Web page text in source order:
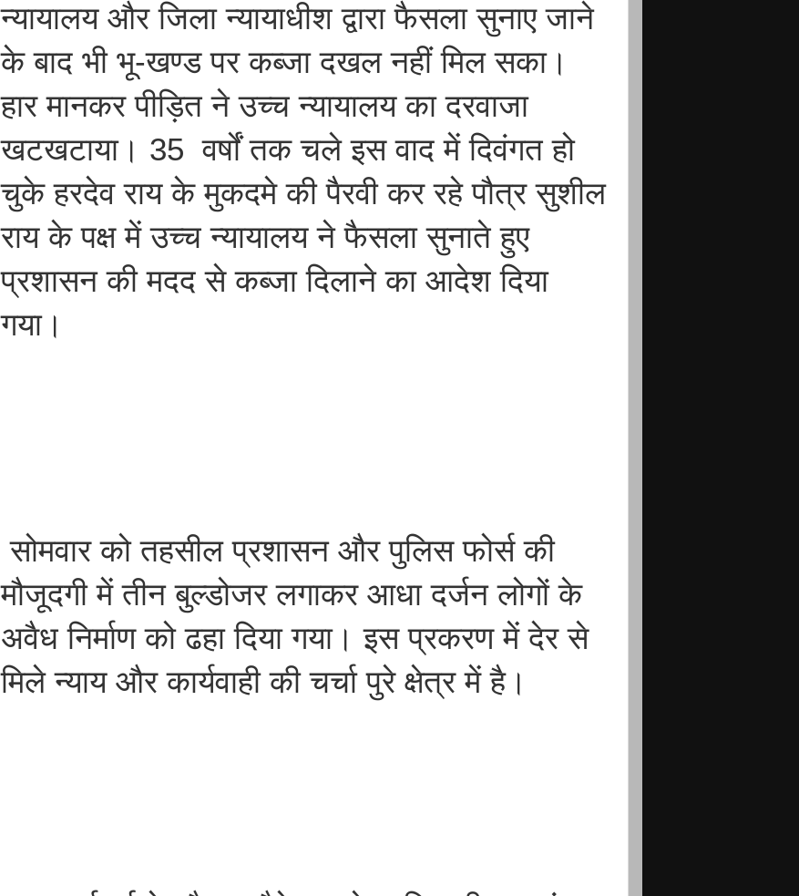
न्यायालय और जिला न्यायाधीश द्वारा फैसला सुनाए जाने
के बाद भी भू-खण्ड पर कब्जा दखल नहीं मिल सका।
हार मानकर पीड़ित ने उच्च न्यायालय का दरवाजा
खटखटाया। 35 वर्षों तक चले इस वाद में दिवंगत हो
चुके हरदेव राय के मुकदमे की पैरवी कर रहे पौत्र सुशील
राय के पक्ष में उच्च न्यायालय ने फैसला सुनाते हुए
प्रशासन की मदद से कब्जा दिलाने का आदेश दिया
गया।
सोमवार को तहसील प्रशासन और पुलिस फोर्स की
मौजूदगी में तीन बुल्डोजर लगाकर आधा दर्जन लोगों के
अवैध निर्माण को ढहा दिया गया। इस प्रकरण में देर से
मिले न्याय और कार्यवाही की चर्चा पुरे क्षेत्र में है।